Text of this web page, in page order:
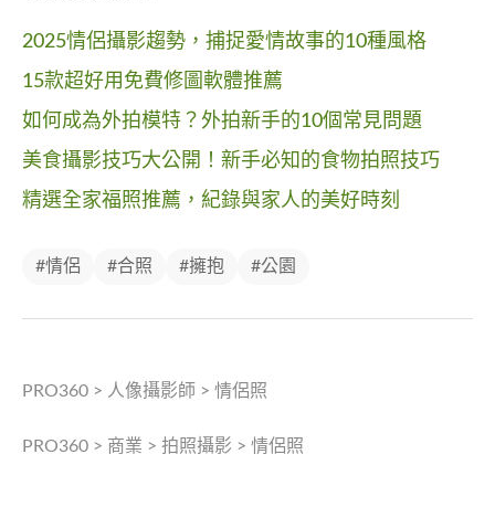
2025情侶攝影趨勢，捕捉愛情故事的10種風格
15款超好用免費修圖軟體推薦
如何成為外拍模特？外拍新手的10個常見問題
美食攝影技巧大公開！新手必知的食物拍照技巧
精選全家福照推薦，紀錄與家人的美好時刻
#情侶 #合照 #擁抱 #公園
PRO360 > 人像攝影師 > 情侶照
PRO360 > 商業 > 拍照攝影 > 情侶照